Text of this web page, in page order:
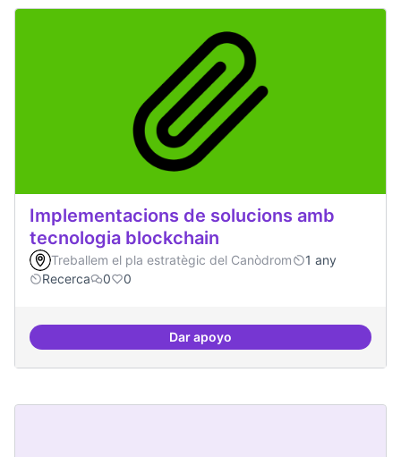
Implementacions de solucions amb
tecnologia blockchain
Treballem el pla estratègic del Canòdrom
1 any
Recerca
0 0
Dar apoyoImplementacions de solucions